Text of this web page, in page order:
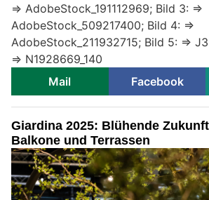
=> AdobeStock_191112969; Bild 3: =>
AdobeStock_509217400; Bild 4: =>
AdobeStock_211932715; Bild 5: =>
=> N1928669_140
Mail
Facebook
Giardina 2025: Blühende
Balkone und Terrassen